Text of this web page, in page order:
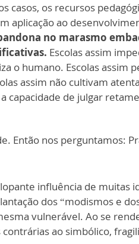
casos, os recursos
aplicação ao
no marasmo
Escolas assim
o humano. Escolas assim
assim não cultivam
capacidade de julgar
Então nos perguntamos:
influência de muitas
dos “modismos e
vulnerável. Ao se
ao simbólico,